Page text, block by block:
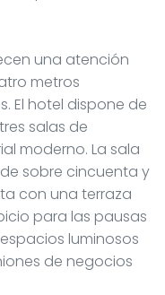
una atención
metros
El hotel dispone de
salas de
moderno. La sala
sobre cincuenta y
con una terraza
para las pausas
luminosos
de negocios